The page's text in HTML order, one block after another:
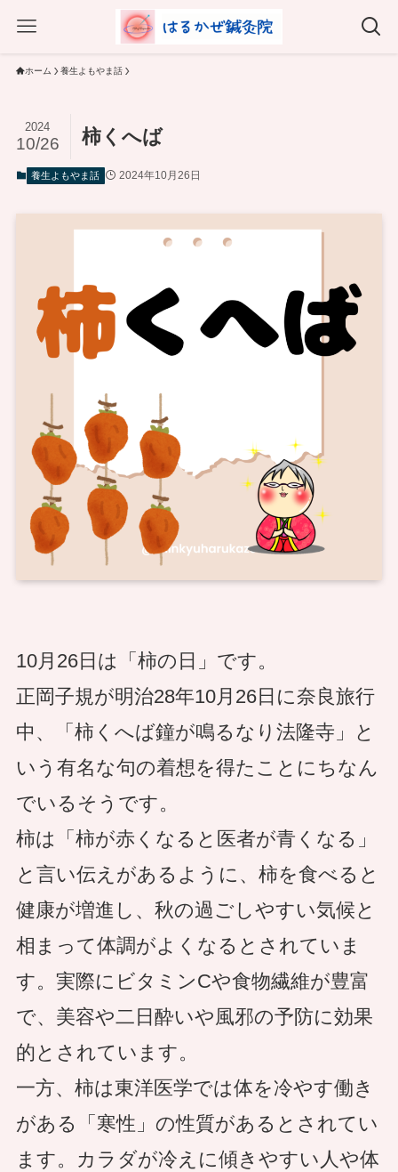
ホーム 養生よもやま話
柿くへば
2024
10/26
養生よもやま話 2024年10月26日
10月26日は「柿の日」です。
正岡子規が明治28年10月26日に奈良旅行
中、「柿くへば鐘が鳴るなり法隆寺」と
いう有名な句の着想を得たことにちなん
でいるそうです。
柿は「柿が赤くなると医者が青くなる」
と言い伝えがあるように、柿を食べると
健康が増進し、秋の過ごしやすい気候と
相まって体調がよくなるとされていま
す。実際にビタミンCや食物繊維が豊富
で、美容や二日酔いや風邪の予防に効果
的とされています。
一方、柿は東洋医学では体を冷やす働き
がある「寒性」の性質があるとされてい
ます。カラダが冷えに傾きやすい人や体